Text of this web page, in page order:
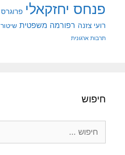
פנחס יחזקאלי פרוגרס
רועי צזנה רפורמה משפטית שיטור
תרבות ארגונית
חיפוש